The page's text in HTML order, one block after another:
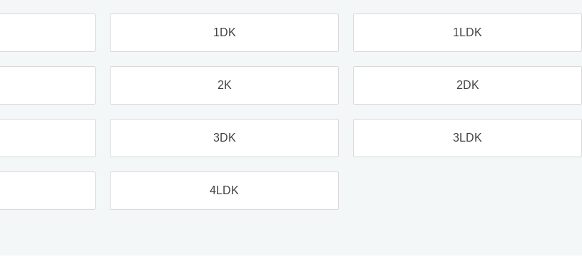
1DK 1LDK
2K 2DK
3DK 3LDK
4LDK